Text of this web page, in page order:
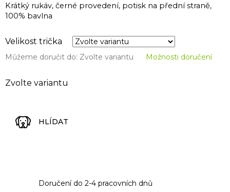
Zvolte variantu
Velikost trička
Můžeme doručit do: Zvolte variantu Možnosti doručení
Krátký rukáv, černé provedení, potisk na přední straně,
100% bavlna
HLÍDAT
Doručení do 2-4 pracovních dnů